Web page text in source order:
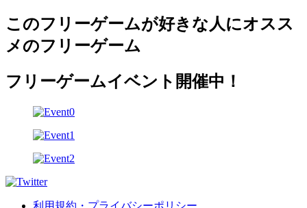
このフリーゲームが好きな人にオスス
メのフリーゲーム
フリーゲームイベント開催中！